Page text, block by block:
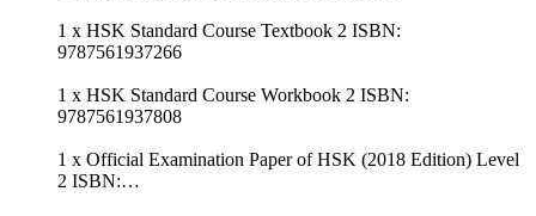
1 x HSK Standard Course Textbook 2 ISBN:
9787561937266
1 x HSK Standard Course Workbook 2 ISBN:
9787561937808
1 x Official Examination Paper of HSK (2018 Edition) Level
2 ISBN:…